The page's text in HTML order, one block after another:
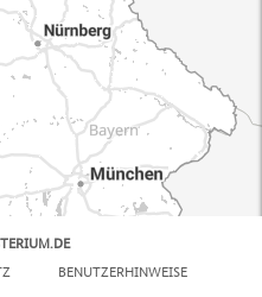
BENUTZERHINWEISE